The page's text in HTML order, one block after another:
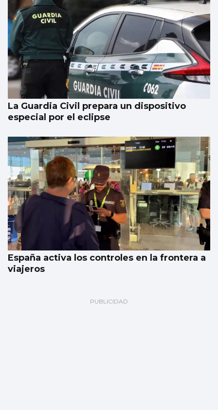
La Guardia Civil prepara un dispositivo
especial por el eclipse
España activa los controles en la frontera a
viajeros